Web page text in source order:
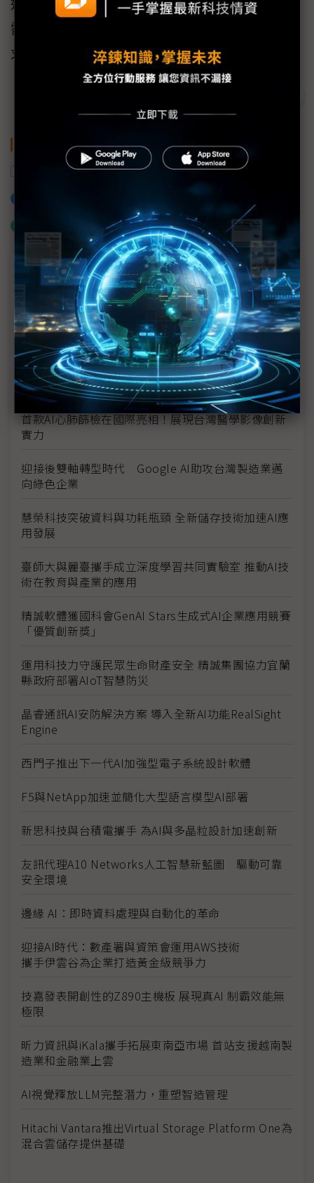
進一步協助全球用戶更全面、更彈性地建置所
需智能監控方案，滿足不同環境場域的安全需
求。
晶睿通訊 AI
什麼是「關鍵字追蹤」
議題精選－AI專欄
小螺絲到大數據：Bossard緊固件在AI伺服器的應用
AMAX引領生成式 AI 與即時運動數據革命
思想科技助企業加速落實 AI 應用，完整顧問服務突破
創新挑戰
首款AI心肺篩檢在國際亮相！展現台灣醫學影像創新
實力
迎接後雙軸轉型時代 Google AI助攻台灣製造業邁
向綠色企業
慧榮科技突破資料與功耗瓶頸 全新儲存技術加速AI應
用發展
臺師大與麗臺攜手成立深度學習共同實驗室 推動AI技
術在教育與產業的應用
精誠軟體獲國科會GenAI Stars生成式AI企業應用競賽
「優質創新獎」
運用科技力守護民眾生命財產安全 精誠集團協力宜蘭
縣政府部署AIoT智慧防災
晶睿通訊AI安防解決方案 導入全新AI功能RealSight
Engine
西門子推出下一代AI加強型電子系統設計軟體
F5與NetApp加速並簡化大型語言模型AI部署
新思科技與台積電攜手 為AI與多晶粒設計加速創新
友訊代理A10 Networks人工智慧新藍圖 驅動可靠
安全環境
邊緣 AI：即時資料處理與自動化的革命
迎接AI時代：數產署與資策會運用AWS技術
攜手伊雲谷為企業打造黃金級競爭力
技嘉發表開創性的Z890主機板 展現真AI 制霸效能無
極限
昕力資訊與iKala攜手拓展東南亞市場 首站支援越南製
造業和金融業上雲
AI視覺釋放LLM完整潛力，重塑智造管理
Hitachi Vantara推出Virtual Storage Platform One為
混合雲儲存提供基礎